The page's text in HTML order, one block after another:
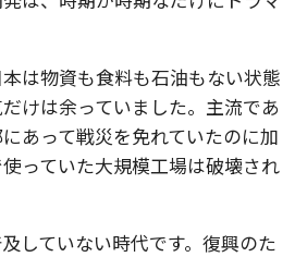
は物資も食料も石油もない状態
けは余っていました。主流であ
あって戦災を免れていたのに加
っていた大規模工場は破壊され
していない時代です。復興のた